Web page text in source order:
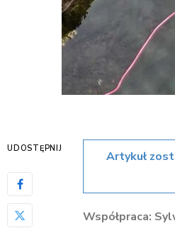
UDOSTĘPNIJ
Artykuł
Współpraca: